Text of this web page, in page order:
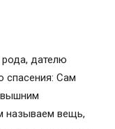
дателю
спасения: Сам
вышним
называем вещь,